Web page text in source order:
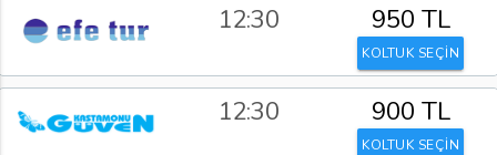
12:30 950 TL
KOLTUK SEÇİN
12:30 900 TL
KOLTUK SEÇİN